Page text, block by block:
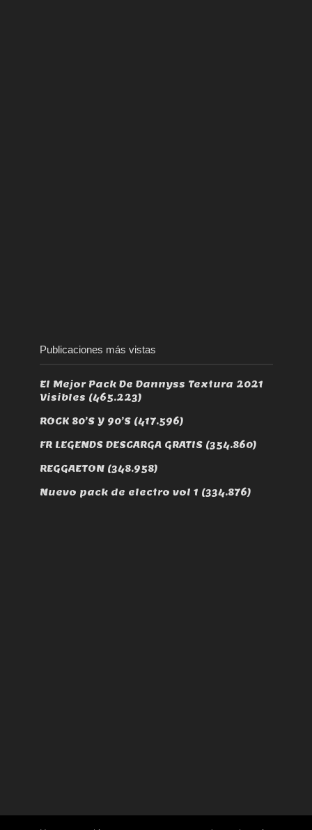
Publicaciones más vistas
El Mejor Pack De Dannyss Textura 2021
Visibles (465.223)
ROCK 80’S Y 90’S (417.596)
FR LEGENDS DESCARGA GRATIS (354.860)
REGGAETON (348.958)
Nuevo pack de electro vol 1 (334.876)